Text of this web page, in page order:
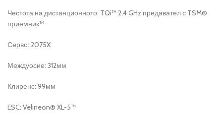
Честота на дистанционното: TQi™ 2,4 GHz предавател с TSM®
приемник™
Серво: 2075X
Междуосие: 312мм
Клиренс: 99мм
ESC: Velineon® XL-5™